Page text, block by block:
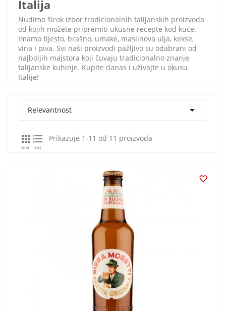
Italija
Nudimo širok izbor tradicionalnih talijanskih proizvoda
od kojih možete pripremiti ukusne recepte kod kuće.
Imamo tijesto, brašno, umake, maslinova ulja, kekse,
vina i piva. Svi naši proizvodi pažljivo su odabrani od
najboljih majstora koji čuvaju tradicionalno znanje
talijanske kuhinje. Kupite danas i uživajte u okusu
Italije!
Relevantnost 

Grid

List
Prikazuje 1-11 od 11 proizvoda
